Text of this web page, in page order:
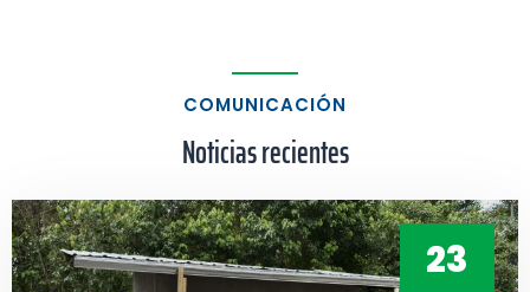
COMUNICACIÓN
Noticias recientes
23